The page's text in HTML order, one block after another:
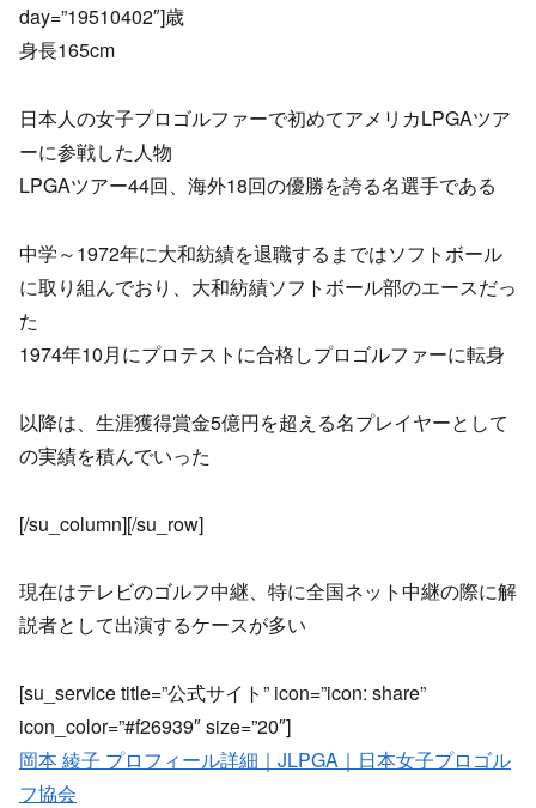
day=”19510402″]歳
身長165cm
日本人の女子プロゴルファーで初めてアメリカLPGAツア
ーに参戦した人物
LPGAツアー44回、海外18回の優勝を誇る名選手である
中学～1972年に大和紡績を退職するまではソフトボール
に取り組んでおり、大和紡績ソフトボール部のエースだっ
た
1974年10月にプロテストに合格しプロゴルファーに転身
以降は、生涯獲得賞金5億円を超える名プレイヤーとして
の実績を積んでいった
[/su_column][/su_row]
現在はテレビのゴルフ中継、特に全国ネット中継の際に解
説者として出演するケースが多い
[su_service title=”公式サイト” icon=”icon: share”
icon_color=”#f26939″ size=”20″]
岡本 綾子 プロフィール詳細｜JLPGA｜日本女子プロゴル
フ協会